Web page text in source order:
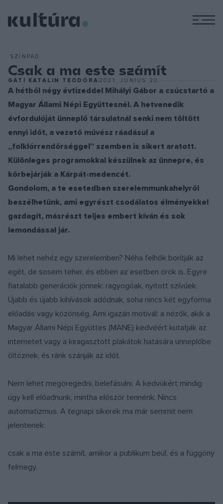
SZÍNPAD
Csak a ma este számít
GÁTI KATALIN TEODÓRA 2021. JÚNIUS 20.
A hétből négy évtizeddel Mihályi Gábor a csúcstartó a
Magyar Állami Népi Együttesnél. A hetvenedik
évfordulóját ünneplő társulatnál senki nem töltött
ennyi időt, a vezető művész ráadásul a
„folklórrendőrséggel” szemben is sikert aratott.
Különleges programokkal készülnek az ünnepre, és
körbejárják a Kárpát-medencét.
Gondolom, a te esetedben szerelemmunkahelyről
beszélhetünk, ami egyrészt csodálatos élményekkel
gazdagít, másrészt teljes embert kíván és sok
lemondással jár.
Mi lehet nehéz egy szerelemben? Néha felhők borítják az
egét, de sosem teher, és ebben az esetben örök is. Egyre
fiatalabb generációk jönnek: ragyogóak, nyitott szívűek.
Újabb és újabb kihívások adódnak, soha nincs két egyforma
előadás vagy közönség. Ami igazán motivál: a nézők, akik a
Magyar Állami Népi Együttes (MANE) kedvéért kutatják az
internetet vagy a kiragasztott plakátok hatására ünneplőbe
öltöznek, és ránk szánják az időt.
Nem lehet megöregedni, belefásulni. A kedvükért mindig
úgy kell előadnunk, mintha először tennénk. Nincs
automatizmus. A tegnapi sikerek ma már semmit nem
jelentenek:
csak a ma este számít, amikor a publikum beül, és a függöny
felmegy.